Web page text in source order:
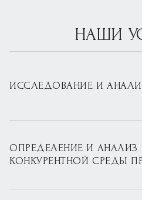
НАШИ
ИССЛЕДОВАНИЕ И
ОПРЕДЕЛЕНИЕ И АНАЛИЗ
КОНКУРЕНТНОЙ СРЕДЫ